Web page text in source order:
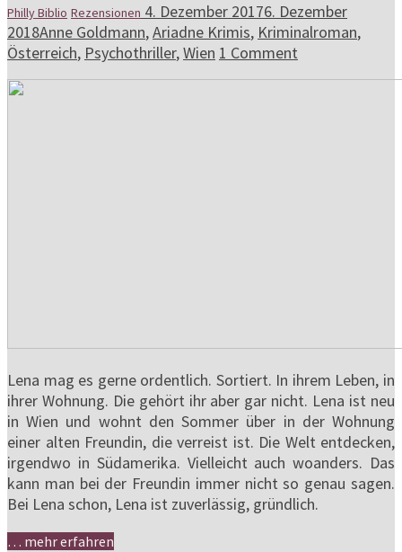
Philly Biblio Rezensionen 4. Dezember 20176. Dezember
2018Anne Goldmann,Ariadne Krimis, Kriminalroman,
Österreich, Psychothriller,Wien 1 Comment
Lena mag es gerne ordentlich. Sortiert. In ihrem Leben, in
ihrer Wohnung. Die gehört ihr aber gar nicht. Lena ist neu
in Wien und wohnt den Sommer über in der Wohnung
einer alten Freundin, die verreist ist. Die Welt entdecken,
irgendwo in Südamerika. Vielleicht auch woanders. Das
kann man bei der Freundin immer nicht so genau sagen.
Bei Lena schon, Lena ist zuverlässig, gründlich.
… mehr erfahren